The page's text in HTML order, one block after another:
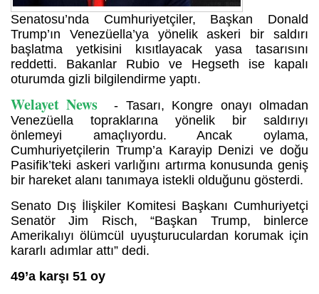
Senatosu’nda Cumhuriyetçiler, Başkan Donald
Trump’ın Venezüella’ya yönelik askeri bir saldırı
başlatma yetkisini kısıtlayacak yasa tasarısını
reddetti. Bakanlar Rubio ve Hegseth ise kapalı
oturumda gizli bilgilendirme yaptı.
Welayet News
- Tasarı, Kongre onayı olmadan
Venezüella topraklarına yönelik bir saldırıyı
önlemeyi amaçlıyordu. Ancak oylama,
Cumhuriyetçilerin Trump’a Karayip Denizi ve doğu
Pasifik’teki askeri varlığını artırma konusunda geniş
bir hareket alanı tanımaya istekli olduğunu gösterdi.
Senato Dış İlişkiler Komitesi Başkanı Cumhuriyetçi
Senatör Jim Risch, “Başkan Trump, binlerce
Amerikalıyı ölümcül uyuşturuculardan korumak için
kararlı adımlar attı” dedi.
49’a karşı 51 oy